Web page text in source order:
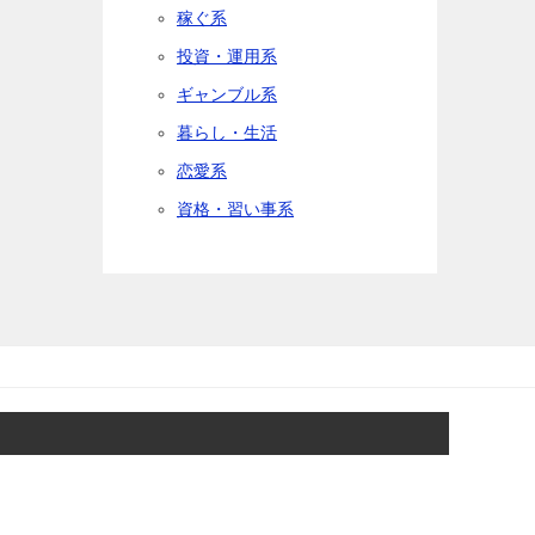
稼ぐ系
投資・運用系
ギャンブル系
暮らし・生活
恋愛系
資格・習い事系